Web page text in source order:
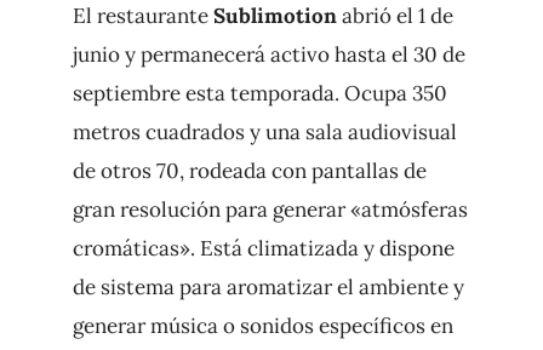
El restauranteSublimotionabrió el 1 de
junio y permanecerá activo hasta el 30 de
septiembre esta temporada. Ocupa 350
metros cuadrados y una sala audiovisual
de otros 70, rodeada con pantallas de
gran resolución para generar «atmósferas
cromáticas». Está climatizada y dispone
de sistema para aromatizar el ambiente y
generar música o sonidos específicos en